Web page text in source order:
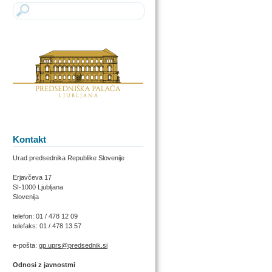
Kontakt
Urad predsednika Republike Slovenije
Erjavčeva 17
SI-1000 Ljubljana
Slovenija
telefon: 01 / 478 12 09
telefaks: 01 / 478 13 57
e-pošta: gp.uprs@predsednik.si
Odnosi z javnostmi